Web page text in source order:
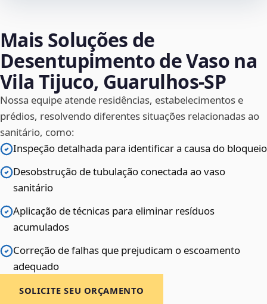
Mais Soluções de
Desentupimento de Vaso na
Vila Tijuco, Guarulhos‑SP
Nossa equipe atende residências, estabelecimentos e
prédios, resolvendo diferentes situações relacionadas ao
sanitário, como:
Inspeção detalhada para identificar a causa do bloqueio
Desobstrução de tubulação conectada ao vaso
sanitário
Aplicação de técnicas para eliminar resíduos
acumulados
Correção de falhas que prejudicam o escoamento
adequado
SOLICITE SEU ORÇAMENTO